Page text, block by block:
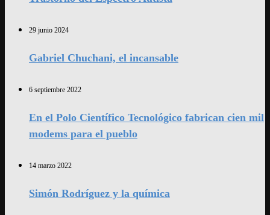
29 junio 2024
Gabriel Chuchani, el incansable
6 septiembre 2022
En el Polo Científico Tecnológico fabrican cien mil
modems para el pueblo
14 marzo 2022
Simón Rodríguez y la química